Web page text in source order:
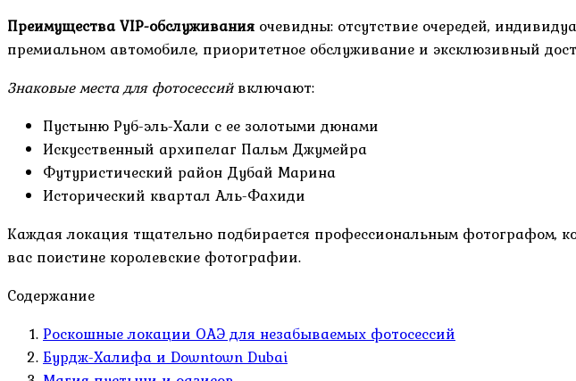
Преимущества VIP-обслуживания очевидны: отсутствие очередей,
премиальном автомобиле, приоритетное обслуживание и эксклюзивный
Знаковые места для фотосессийвключают:
Пустыню Руб-эль-Хали с ее золотыми дюнами
Искусственный архипелаг Пальм Джумейра
Футуристический район Дубай Марина
Исторический квартал Аль-Фахиди
Каждая локация тщательно подбирается профессиональным фотографом,
вас поистине королевские фотографии.
Содержание
Роскошные локации ОАЭ для незабываемых фотосессий
Бурдж-Халифа и Downtown Dubai